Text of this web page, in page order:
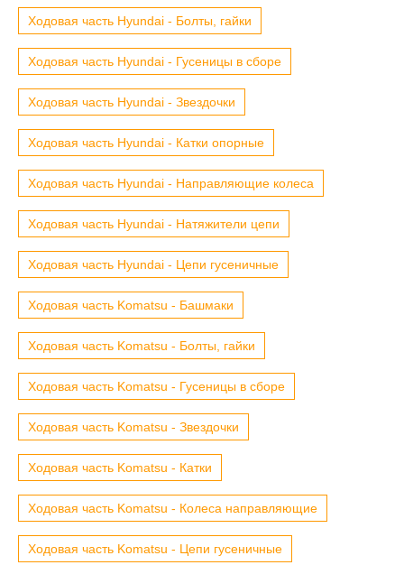
Ходовая часть Hyundai - Болты, гайки
Ходовая часть Hyundai - Гусеницы в сборе
Ходовая часть Hyundai - Звездочки
Ходовая часть Hyundai - Катки опорные
Ходовая часть Hyundai - Направляющие колеса
Ходовая часть Hyundai - Натяжители цепи
Ходовая часть Hyundai - Цепи гусеничные
Ходовая часть Komatsu - Башмаки
Ходовая часть Komatsu - Болты, гайки
Ходовая часть Komatsu - Гусеницы в сборе
Ходовая часть Komatsu - Звездочки
Ходовая часть Komatsu - Катки
Ходовая часть Komatsu - Колеса направляющие
Ходовая часть Komatsu - Цепи гусеничные